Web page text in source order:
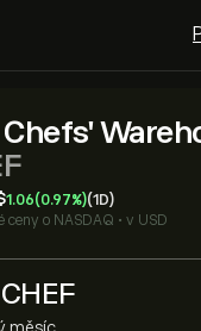
1.06(0.97%)(1D)
ceny o NASDAQ • v USD